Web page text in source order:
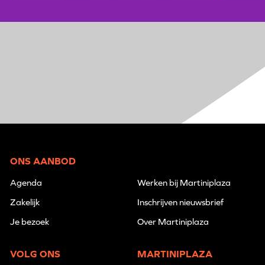
ONS AANBOD
Agenda
Zakelijk
Je bezoek
Werken bij Martiniplaza
Inschrijven nieuwsbrief
Over Martiniplaza
VOLG ONS MARTINIPLAZA